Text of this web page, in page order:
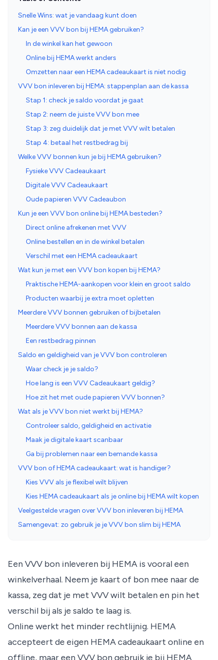
Snelle Wins: wat je vandaag kunt doen
Kan je een VVV bon bij HEMA gebruiken?
In de winkel kan het gewoon
Online bij HEMA werkt anders
Omzetten naar een HEMA cadeaukaart is niet nodig
VVV bon inleveren bij HEMA: stappenplan aan de kassa
Stap 1: check je saldo voordat je gaat
Stap 2: neem de juiste VVV bon mee
Stap 3: zeg duidelijk dat je met VVV wilt betalen
Stap 4: betaal het restbedrag bij
Welke VVV bonnen kun je bij HEMA gebruiken?
Fysieke VVV Cadeaukaart
Digitale VVV Cadeaukaart
Oude papieren VVV Cadeaubon
Kun je een VVV bon online bij HEMA besteden?
Direct online afrekenen met VVV
Online bestellen en in de winkel betalen
Verschil met een HEMA cadeaukaart
Wat kun je met een VVV bon kopen bij HEMA?
Praktische HEMA-aankopen voor klein en groot saldo
Producten waarbij je extra moet opletten
Meerdere VVV bonnen gebruiken of bijbetalen
Meerdere VVV bonnen aan de kassa
Een restbedrag pinnen
Saldo en geldigheid van je VVV bon controleren
Waar check je je saldo?
Hoe lang is een VVV Cadeaukaart geldig?
Hoe zit het met oude papieren VVV bonnen?
Wat als je VVV bon niet werkt bij HEMA?
Controleer saldo, geldigheid en activatie
Maak je digitale kaart scanbaar
Ga bij problemen naar een bemande kassa
VVV bon of HEMA cadeaukaart: wat is handiger?
Kies VVV als je flexibel wilt blijven
Kies HEMA cadeaukaart als je online bij HEMA wilt kopen
Veelgestelde vragen over VVV bon inleveren bij HEMA
Samengevat: zo gebruik je je VVV bon slim bij HEMA
Een VVV bon inleveren bij HEMA is vooral een
winkelverhaal. Neem je kaart of bon mee naar de
kassa, zeg dat je met VVV wilt betalen en pin het
verschil bij als je saldo te laag is.
Online werkt het minder rechtlijnig. HEMA
accepteert de eigen HEMA cadeaukaart online en
offline, maar een VVV bon gebruik je bij HEMA